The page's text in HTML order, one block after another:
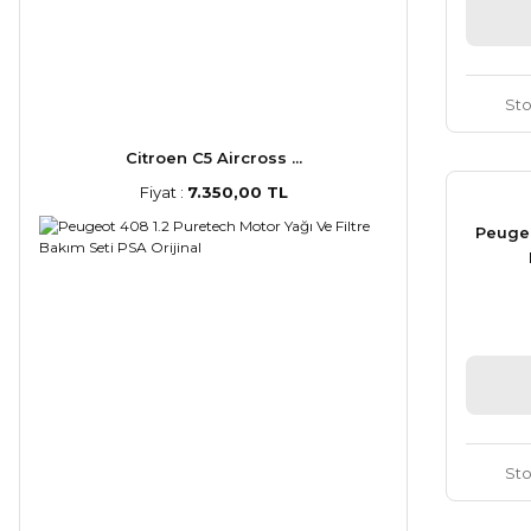
Citroen C5 Aircross ...
Fiyat : 7.350,00 TL